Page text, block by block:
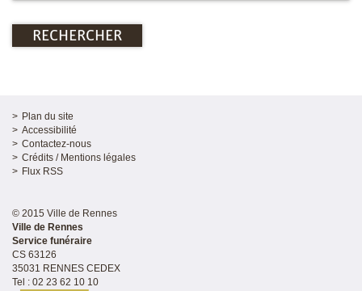
RECHERCHER
Plan du site
Accessibilité
Contactez-nous
Crédits / Mentions légales
Flux RSS
© 2015 Ville de Rennes
Ville de Rennes
Service funéraire
CS 63126
35031 RENNES CEDEX
Tel : 02 23 62 10 10